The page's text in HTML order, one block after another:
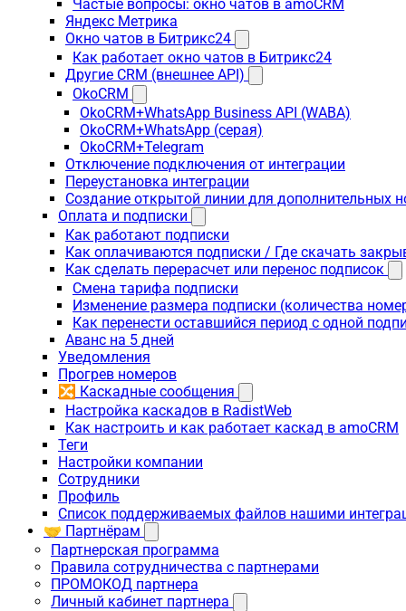
Частые вопросы: окно чатов в amoCRM
Яндекс Метрика
Окно чатов в Битрикс24
Как работает окно чатов в Битрикс24
Другие CRM (внешнее API)
OkoCRM
OkoCRM+WhatsApp Business API (WABA)
OkoCRM+WhatsApp (серая)
OkoCRM+Telegram
Отключение подключения от интеграции
Переустановка интеграции
Создание открытой линии для дополнительных
Оплата и подписки
Как работают подписки
Как оплачиваются подписки / Где скачать
Как сделать перерасчет или перенос подписок
Смена тарифа подписки
Изменение размера подписки (количества
Как перенести оставшийся период с одной
Аванс на 5 дней
Уведомления
Прогрев номеров
🔀 Каскадные сообщения
Настройка каскадов в RadistWeb
Как настроить и как работает каскад в amoCRM
Теги
Настройки компании
Сотрудники
Профиль
Список поддерживаемых файлов нашими
🤝 Партнёрам
Партнерская программа
Правила сотрудничества с партнерами
ПРОМОКОД партнера
Личный кабинет партнера